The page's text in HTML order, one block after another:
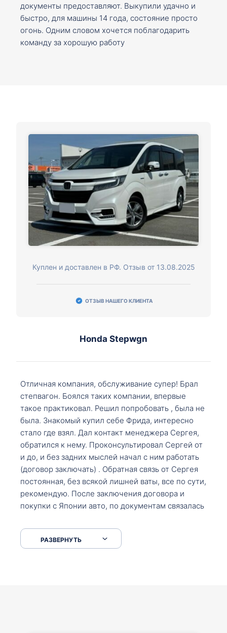
документы предоставляют. Выкупили удачно и
быстро, для машины 14 года, состояние просто
огонь. Одним словом хочется поблагодарить
команду за хорошую работу
Куплен и доставлен в РФ. Отзыв от 13.08.2025
ОТЗЫВ НАШЕГО КЛИЕНТА
Honda Stepwgn
Отличная компания, обслуживание супер! Брал
степвагон. Боялся таких компании, впервые
такое практиковал. Решил попробовать , была не
была. Знакомый купил себе Фрида, интересно
стало где взял. Дал контакт менеджера Сергея,
обратился к нему. Проконсультировал Сергей от
и до, и без задних мыслей начал с ним работать
(договор заключать) . Обратная связь от Сергея
постоянная, без всякой лишней ваты, все по сути,
рекомендую. После заключения договора и
покупки с Японии авто, по документам связалась
что заполнить, куда зайти, образцы и т.д. После
приехал за авто. Меня тепло встретили Сергей с
РАЗВЕРНУТЬ